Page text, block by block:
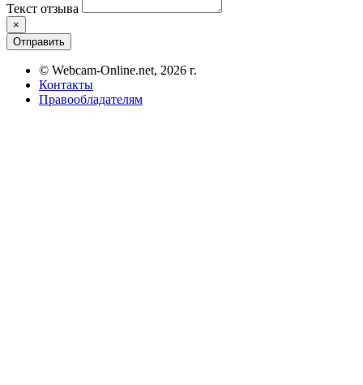
Текст отзыва
×
Отправить
© Webcam-Online.net, 2026 г.
Контакты
Правообладателям